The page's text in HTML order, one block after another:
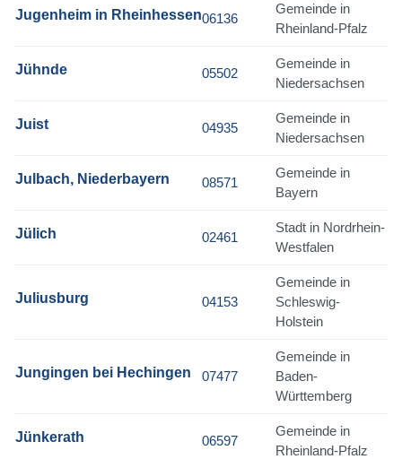
Jugenheim in Rheinhessen06136
Gemeinde in
Rheinland-Pfalz
Jühnde 05502
Gemeinde in
Niedersachsen
Juist 04935
Gemeinde in
Niedersachsen
Julbach, Niederbayern 08571
Gemeinde in
Bayern
Jülich 02461
Stadt in Nordrhein-
Westfalen
Juliusburg 04153
Gemeinde in
Schleswig-
Holstein
Jungingen bei Hechingen 07477
Gemeinde in
Baden-
Württemberg
Jünkerath 06597
Gemeinde in
Rheinland-Pfalz